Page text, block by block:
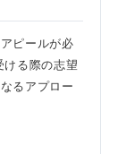
ピールが必
ける際の志望
るアプロー